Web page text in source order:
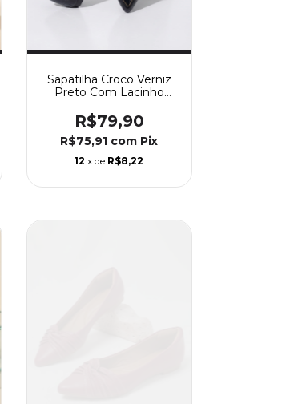
Sapatilha Croco Verniz
Preto Com Lacinho
R$79,90
R$75,91 com Pix
12 x de R$8,22